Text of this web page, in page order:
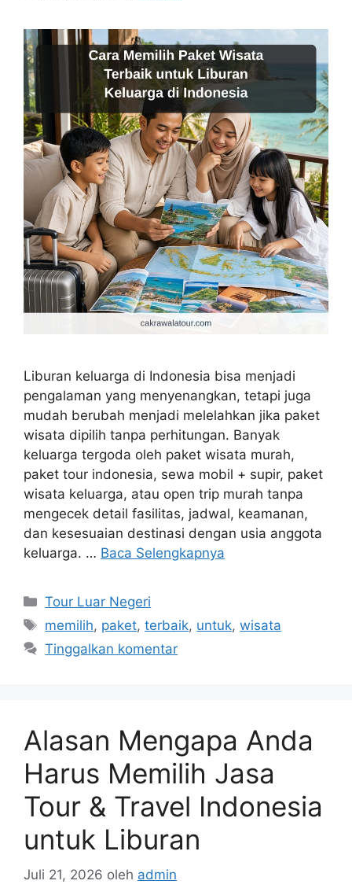
Liburan keluarga di Indonesia bisa menjadi
pengalaman yang menyenangkan, tetapi juga
mudah berubah menjadi melelahkan jika paket
wisata dipilih tanpa perhitungan. Banyak
keluarga tergoda oleh paket wisata murah,
paket tour indonesia, sewa mobil + supir, paket
wisata keluarga, atau open trip murah tanpa
mengecek detail fasilitas, jadwal, keamanan,
dan kesesuaian destinasi dengan usia anggota
keluarga. … Baca Selengkapnya
Kategori
Tour Luar Negeri
Tag
memilih, paket,terbaik, untuk,wisata
Tinggalkan komentar
Alasan Mengapa Anda
Harus Memilih Jasa
Tour & Travel Indonesia
untuk Liburan
Juli 21, 2026 oleh admin